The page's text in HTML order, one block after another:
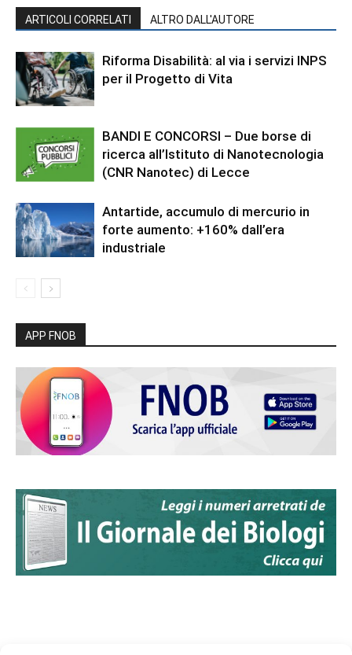
ARTICOLI CORRELATI ALTRO DALL'AUTORE
Riforma Disabilità: al via i servizi INPS
per il Progetto di Vita
BANDI E CONCORSI – Due borse di
ricerca all’Istituto di Nanotecnologia
(CNR Nanotec) di Lecce
Antartide, accumulo di mercurio in
forte aumento: +160% dall’era
industriale
APP FNOB